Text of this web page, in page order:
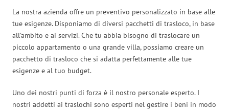
La nostra azienda offre un preventivo personalizzato in base alle
tue esigenze. Disponiamo di diversi pacchetti di trasloco, in base
all’ambito e ai servizi. Che tu abbia bisogno di traslocare un
piccolo appartamento o una grande villa, possiamo creare un
pacchetto di trasloco che si adatta perfettamente alle tue
esigenze e al tuo budget.
Uno dei nostri punti di forza è il nostro personale esperto. I
nostri addetti ai traslochi sono esperti nel gestire i beni in modo